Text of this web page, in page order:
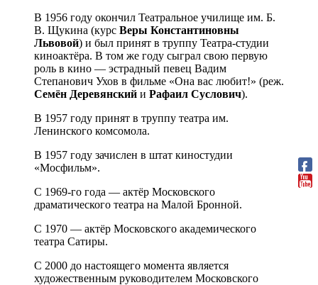
В 1956 году окончил Театральное училище им. Б.
В. Щукина (курс Веры Константиновны
Львовой) и был принят в труппу Театра-студии
киноактёра. В том же году сыграл свою первую
роль в кино — эстрадный певец Вадим
Степанович Ухов в фильме «Она вас любит!» (реж.
Семён Деревянский и Рафаил Суслович).
В 1957 году принят в труппу театра им.
Ленинского комсомола.
В 1957 году зачислен в штат киностудии
«Мосфильм».
С 1969-го года — актёр Московского
драматического театра на Малой Бронной.
С 1970 — актёр Московского академического
театра Сатиры.
С 2000 до настоящего момента является
художественным руководителем Московского